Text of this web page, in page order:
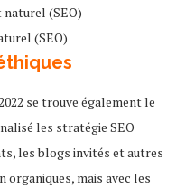
(SEO)
se trouve également le
les stratégie SEO
les blogs invités et autres
organiques, mais avec les